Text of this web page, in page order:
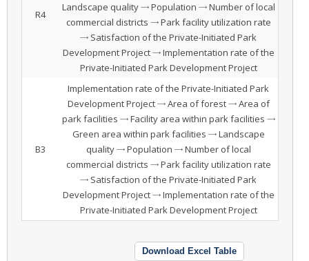
R4
Landscape quality → Population → Number of local
commercial districts → Park facility utilization rate
→ Satisfaction of the Private-Initiated Park
Development Project → Implementation rate of the
Private-Initiated Park Development Project
B3
Implementation rate of the Private-Initiated Park
Development Project → Area of forest → Area of
park facilities → Facility area within park facilities →
Green area within park facilities → Landscape
quality → Population → Number of local
commercial districts → Park facility utilization rate
→ Satisfaction of the Private-Initiated Park
Development Project → Implementation rate of the
Private-Initiated Park Development Project
Download Excel Table